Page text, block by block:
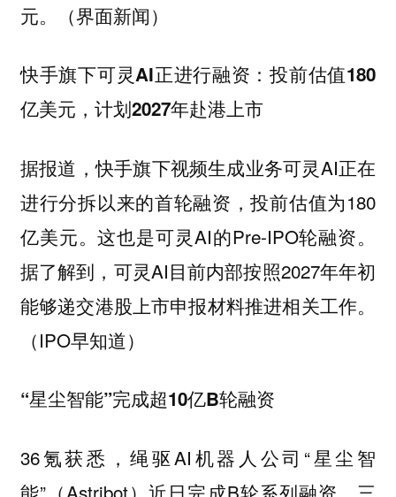
元。（界面新闻）
快手旗下可灵AI正进行融资：投前估值180
亿美元，计划2027年赴港上市
据报道，快手旗下视频生成业务可灵AI正在
进行分拆以来的首轮融资，投前估值为180
亿美元。这也是可灵AI的Pre-IPO轮融资。
据了解到，可灵AI目前内部按照2027年年初
能够递交港股上市申报材料推进相关工作。
（IPO早知道）
“星尘智能”完成超10亿B轮融资
36氪获悉，绳驱AI机器人公司“星尘智
能”（Astribot）近日完成B轮系列融资，三